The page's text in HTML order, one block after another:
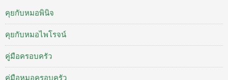
คุยกับหมอพินิจ
คุยกับหมอไพโรจน์
คู่มือครอบครัว
คู่มือหมอครอบครัว